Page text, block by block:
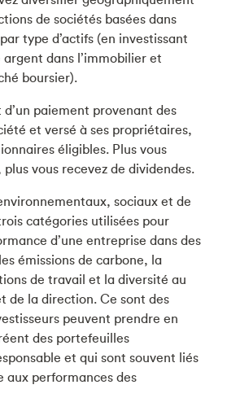
de sociétés basées dans
type d’actifs (en investissant
dans l’immobilier et
boursier).
d’un paiement provenant des
et versé à ses propriétaires,
éligibles. Plus vous
plus vous recevez de dividendes.
sociaux et de
catégories utilisées pour
d’une entreprise dans des
émissions de carbone, la
de travail et la diversité au
de la direction. Ce sont des
peuvent prendre en
des portefeuilles
et qui sont souvent liés
aux performances des